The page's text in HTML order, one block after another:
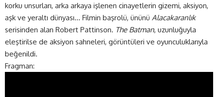
korku unsurları, arka arkaya işlenen cinayetlerin gizemi, aksiyon,
aşk ve yeraltı dünyası… Filmin başrolü, ününü Alacakaranlık
serisinden alan Robert Pattinson. The Batman, uzunluğuyla
eleştirilse de aksiyon sahneleri, görüntüleri ve oyunculuklarıyla
beğenildi.
Fragman: